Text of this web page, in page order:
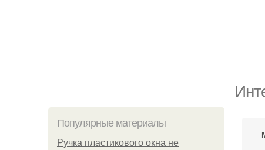
Популярные материалы
Ручка пластикового окна не